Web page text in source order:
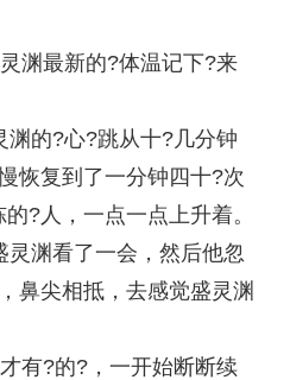
渊最新的?体温记下?来
的?心?跳从十?几分钟
恢复到了一分钟四十?次
?人，一点一点上升着。
渊看了一会，然后他忽
鼻尖相抵，去感觉盛灵渊
有?的?，一开始断断续